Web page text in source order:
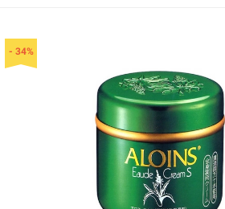
từ tự nhiên, mang lại sự an toàn
đa dạng, sáp ong được đánh
bề mặt da, ngăn ngừa tác hại từ
- 34%